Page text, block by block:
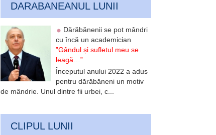
DARABANEANUL LUNII
Dărăbănenii se pot mândri
cu încă un academician
”Gândul și sufletul meu se
leagă…”
Începutul anului 2022 a adus
pentru dărăbăneni un motiv
de mândrie. Unul dintre fii urbei, c...
CLIPUL LUNII